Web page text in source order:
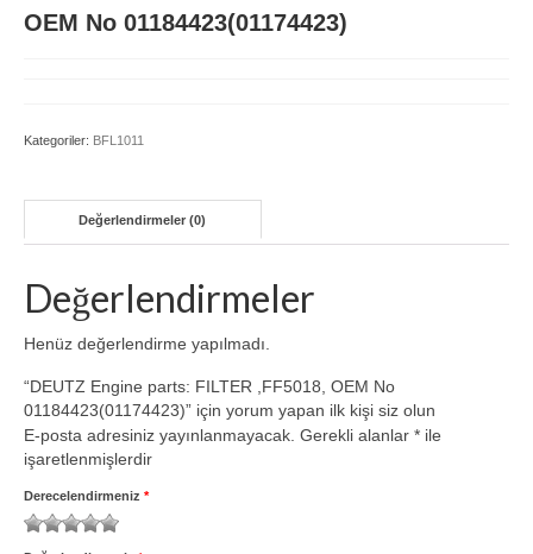
TCD2013
Volvo Yedek Parça
Motor
6.1 TCD
4.1 TCD
3.6 TCD
2.9 TCD
OEM No 01184423(01174423)
Kategoriler: BFL1011
Değerlendirmeler (0)
Değerlendirmeler
Henüz değerlendirme yapılmadı.
“DEUTZ Engine parts: FILTER ,FF5018, OEM No
01184423(01174423)” için yorum yapan ilk kişi siz olun
E-posta adresiniz yayınlanmayacak. Gerekli alanlar * ile
işaretlenmişlerdir
Derecelendirmeniz *